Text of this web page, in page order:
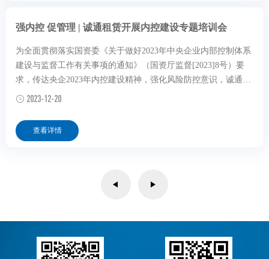
强内控 促管理 | 诚通租赁开展内控建设专题培训会
为全面贯彻落实国资委《关于做好2023年中央企业内部控制体系
建设与监督工作有关事项的通知》（国资厅监督[2023]8号）要
求，传达央企2023年内控建设精神，强化风险防控意识，诚通租
赁于近日开展了内部控制专题培训，公司北京、杭州办公区全体
2023-12-20
查看详情